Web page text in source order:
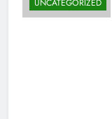
UNCATEGORIZED